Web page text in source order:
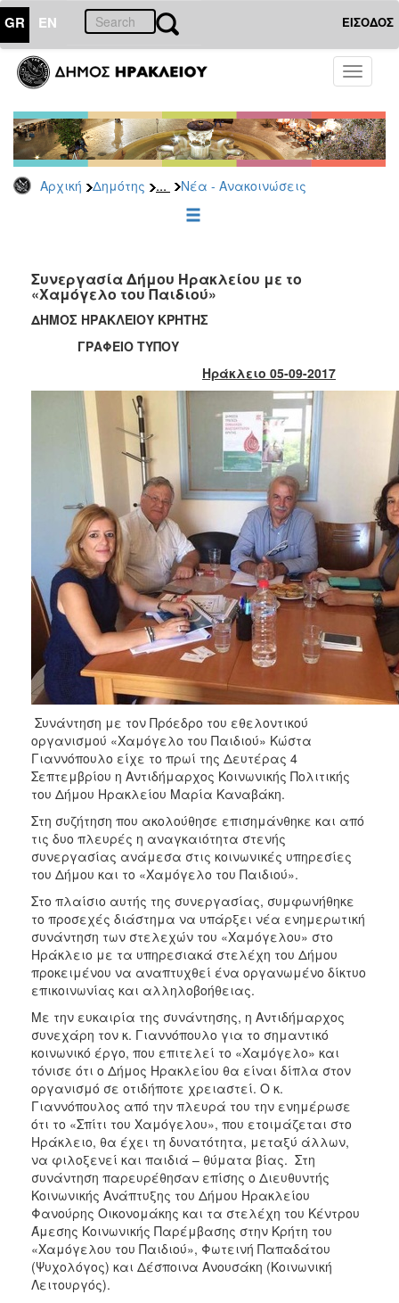
GR EN ΕΙΣΟΔΟΣ
Toggle
Αρχική Δημότης ... Νέα - Ανακοινώσεις
ΔΗΜΟΤΗΣ
Πολιτική
Νέα
-
Ανακοινώσεις
Οικονομική
Αδυναμία
&
Καταστροφές
Κοινοτικής
Φροντίδας
(Κ.Α.Π.Η.)
Κέντρα
Δημιουργικής
Απασχόλησης
Παιδιών
(Κ.Δ.Α.Π.)
Κέντρα
Ημερήσιας
Φροντίδας
Ηλικιωμένων
(Κ.Η.Φ.Η.)
Κ.Δ.Α.Π.Α.μεΑ.
Αδειοδότηση
Έλεγχος
Βρεφονηπιακών
Σταθμών
Δημοτικό
Ιατρείο
Ξενώνας
Φιλοξενίας
Γυναικών
Κέντρο
Κοινότητας
Κοινωνικό
Φαρμακείο
Κοινωνικό
Παντοπωλείο
Ισότητα
των
Φύλων
Υγεία
Αυτόματοι
Απινιδωτές
ΕΠΙΚΑΙΡΟΤΗΤΑ
ΕΠΙΣΚΕΠΤΗΣ
ΗΡΑΚΛΕΙΟ
Συνεργασία Δήμου Ηρακλείου με το
«Χαμόγελο του Παιδιού»
ΔΗΜΟΣ ΗΡΑΚΛΕΙΟΥ ΚΡΗΤΗΣ
ΓΡΑΦΕΙΟ ΤΥΠΟΥ
Ηράκλειο 05-09-2017
Συνάντηση με τον Πρόεδρο του εθελοντικού
οργανισμού «Χαμόγελο του Παιδιού» Κώστα
Γιαννόπουλο είχε το πρωί της Δευτέρας 4
Σεπτεμβρίου η Αντιδήμαρχος Κοινωνικής Πολιτικής
του Δήμου Ηρακλείου Μαρία Καναβάκη.
Στη συζήτηση που ακολούθησε επισημάνθηκε και από
τις δυο πλευρές η αναγκαιότητα στενής
συνεργασίας ανάμεσα στις κοινωνικές υπηρεσίες
του Δήμου και το «Χαμόγελο του Παιδιού».
Στο πλαίσιο αυτής της συνεργασίας, συμφωνήθηκε
το προσεχές διάστημα να υπάρξει νέα ενημερωτική
συνάντηση των στελεχών του «Χαμόγελου» στο
Ηράκλειο με τα υπηρεσιακά στελέχη του Δήμου
προκειμένου να αναπτυχθεί ένα οργανωμένο δίκτυο
επικοινωνίας και αλληλοβοήθειας.
Με την ευκαιρία της συνάντησης, η Αντιδήμαρχος
συνεχάρη τον κ. Γιαννόπουλο για το σημαντικό
κοινωνικό έργο, που επιτελεί το «Χαμόγελο» και
τόνισε ότι ο Δήμος Ηρακλείου θα είναι δίπλα στον
οργανισμό σε οτιδήποτε χρειαστεί. Ο κ.
Γιαννόπουλος από την πλευρά του την ενημέρωσε
ότι το «Σπίτι του Χαμόγελου», που ετοιμάζεται στο
Ηράκλειο, θα έχει τη δυνατότητα, μεταξύ άλλων,
να φιλοξενεί και παιδιά – θύματα βίας. Στη
συνάντηση παρευρέθησαν επίσης ο Διευθυντής
Κοινωνικής Ανάπτυξης του Δήμου Ηρακλείου
Φανούρης Οικονομάκης και τα στελέχη του Κέντρου
Άμεσης Κοινωνικής Παρέμβασης στην Κρήτη του
«Χαμόγελου του Παιδιού», Φωτεινή Παπαδάτου
(Ψυχολόγος) και Δέσποινα Ανουσάκη (Κοινωνική
Λειτουργός).